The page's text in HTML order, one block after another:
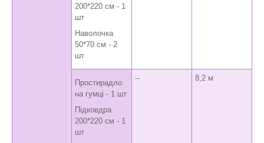
200*220 см - 1
шт
Наволочка
50*70 см - 2
шт
Простирадло
на гумці - 1 шт
Підковдра
200*220 см - 1
шт
-- 8,2 м